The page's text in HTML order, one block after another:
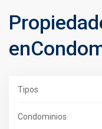
Tipos
Condominios